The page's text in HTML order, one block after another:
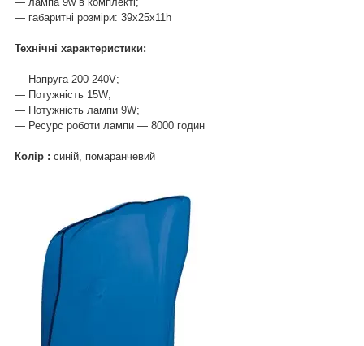
― габаритні розміри: 39х25х11һ
Технічні характеристики:
― Напруга 200-240V;
― Потужність 15W;
― Потужність лампи 9W;
― Ресурс роботи лампи ― 8000 годин
Колір : синій, помаранчевий